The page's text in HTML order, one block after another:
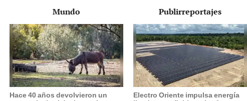
Mundo
Hace 40 años devolvieron un
Publirreportajes
Electro Oriente impulsa energía